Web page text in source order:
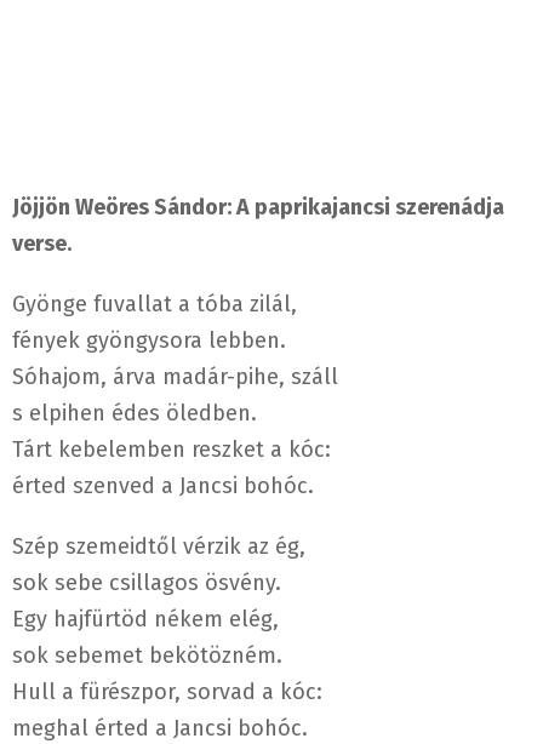
Jöjjön Weöres Sándor: A paprikajancsi szerenádja
verse.
Gyönge fuvallat a tóba zilál,
fények gyöngysora lebben.
Sóhajom, árva madár-pihe, száll
s elpihen édes öledben.
Tárt kebelemben reszket a kóc:
érted szenved a Jancsi bohóc.
Szép szemeidtől vérzik az ég,
sok sebe csillagos ösvény.
Egy hajfürtöd nékem elég,
sok sebemet bekötözném.
Hull a fürészpor, sorvad a kóc:
meghal érted a Jancsi bohóc.